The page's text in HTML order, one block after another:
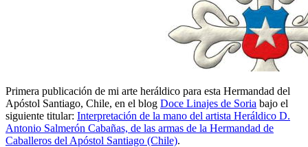
Primera publicación de mi arte heráldico para esta Hermandad del
Apóstol Santiago, Chile, en el blog Doce Linajes de Soria bajo el
siguiente titular: Interpretación de la mano del artista Heráldico D.
Antonio Salmerón Cabañas, de las armas de la Hermandad de
Caballeros del Apóstol Santiago (Chile).